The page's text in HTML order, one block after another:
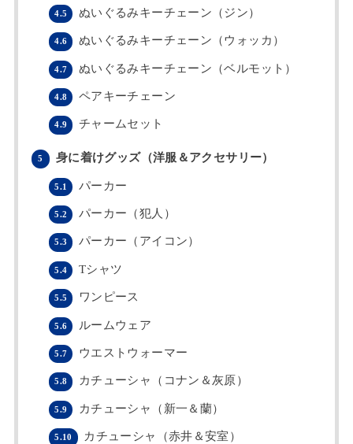
4.5 ぬいぐるみキーチェーン（ジン）
4.6 ぬいぐるみキーチェーン（ウォッカ）
4.7 ぬいぐるみキーチェーン（ベルモット）
4.8 ペアキーチェーン
4.9 チャームセット
5 身に着けグッズ（洋服＆アクセサリー）
5.1 パーカー
5.2 パーカー（犯人）
5.3 パーカー（アイコン）
5.4 Tシャツ
5.5 ワンピース
5.6 ルームウェア
5.7 ウエストウォーマー
5.8 カチューシャ（コナン＆灰原）
5.9 カチューシャ（新一＆蘭）
5.10 カチューシャ（赤井＆安室）